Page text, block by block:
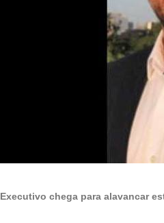
Executivo chega para alavancar